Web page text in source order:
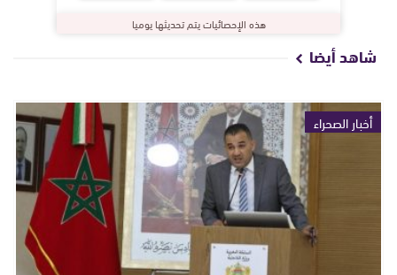
هذه الإحصائيات يتم تحديثها يوميا
شاهد أيضا
أخبار الصحراء